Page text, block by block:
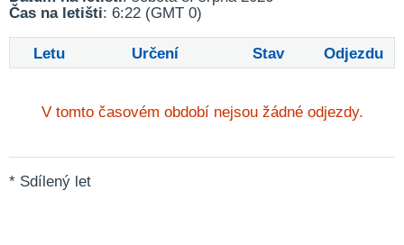
Čas na letišti: 6:22 (GMT 0)
Letu Určení Stav Odjezdu
V tomto časovém období nejsou žádné odjezdy.
* Sdílený let